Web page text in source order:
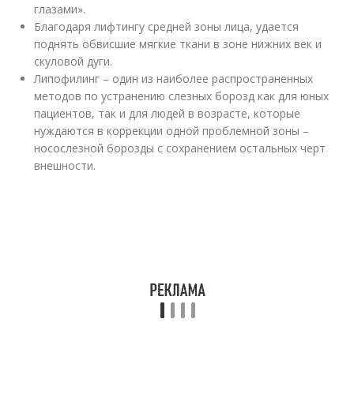
глазами».
Благодаря лифтингу средней зоны лица, удается
поднять обвисшие мягкие ткани в зоне нижних век и
скуловой дуги.
Липофилинг – один из наиболее распространенных
методов по устранению слезных борозд как для юных
пациентов, так и для людей в возрасте, которые
нуждаются в коррекции одной проблемной зоны –
носослезной борозды с сохранением остальных черт
внешности.